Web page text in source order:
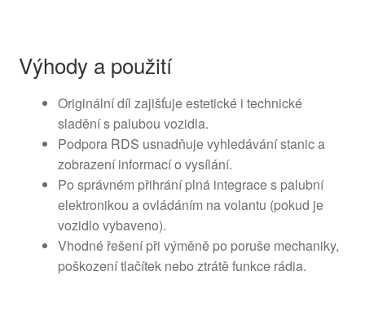
Výhody a použití
Originální díl zajišťuje estetické i technické
sladění s palubou vozidla.
Podpora RDS usnadňuje vyhledávání stanic a
zobrazení informací o vysílání.
Po správném přihrání plná integrace s palubní
elektronikou a ovládáním na volantu (pokud je
vozidlo vybaveno).
Vhodné řešení při výměně po poruše mechaniky,
poškození tlačítek nebo ztrátě funkce rádia.